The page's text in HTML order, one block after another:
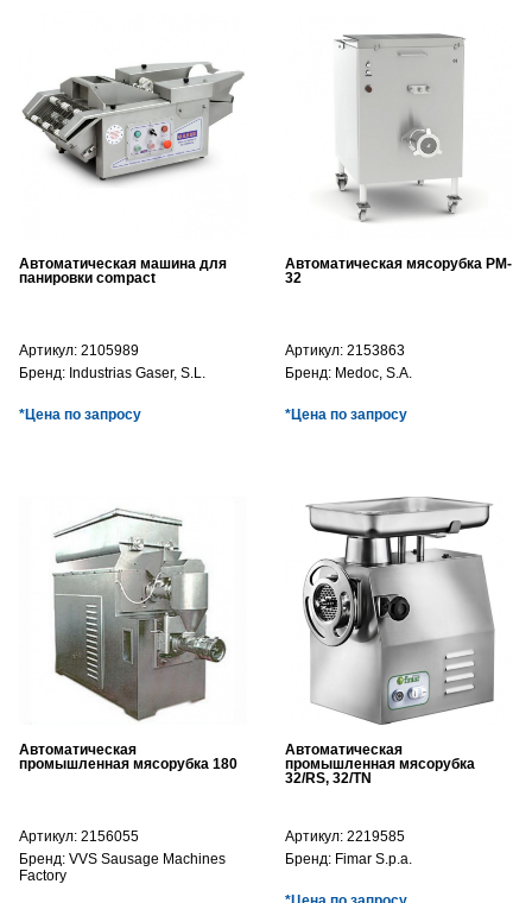
Автоматическая машина для
панировки compact
Артикул: 2105989
Бренд: Industrias Gaser, S.L.
*Цена по запросу
Автоматическая мясорубка PM-
32
Артикул: 2153863
Бренд: Medoc, S.A.
*Цена по запросу
Автоматическая
промышленная мясорубка 180
Артикул: 2156055
Бренд: VVS Sausage Machines
Factory
Автоматическая
промышленная мясорубка
32/RS, 32/TN
Артикул: 2219585
Бренд: Fimar S.p.a.